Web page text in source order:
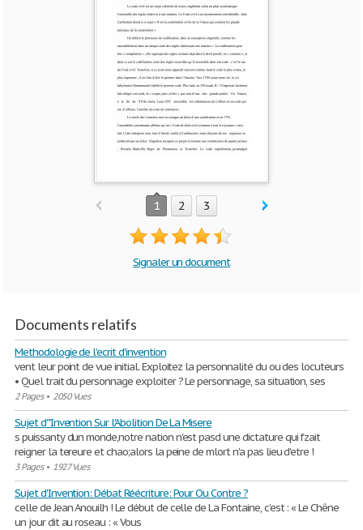
1 2 3
Signaler un document
Documents relatifs
Methodologie de l'ecrit d'invention
vent leur point de vue initial. Exploitez la personnalité du ou des locuteurs
• Quel trait du personnage exploiter ? Le personnage, sa situation, ses
2 Pages• 2050 Vues
Sujet d'"Invention Sur l'Abolition De La Misere
s puissanty dun monde,notre nation n'est pasd une dictature qui fzait
reigner la tereure et chao;alors la peine de mlort n'a pas lieu d'etre !
3 Pages• 1927 Vues
Sujet d'Invention: Débat Réécriture: Pour Ou Contre ?
celle de Jean Anouilh ! Le début de celle de La Fontaine, c’est : « Le Chêne
un jour dit au roseau : « Vous